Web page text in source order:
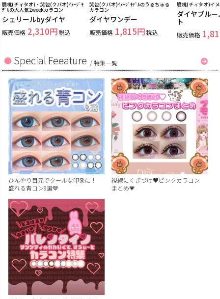
脆桃(チィタオ)・哭包(クバオ)ｲﾒｰｼﾞﾓ
ﾃﾞﾙの大人気2weekカラコン
シェリールbyダイヤ
販売価格 2,310 税込
哭包(クバオ)ｲﾒｰｼﾞﾓﾃﾞﾙのうるちゅる
カラコン
ダイヤワンデー
販売価格 1,815 税込
脆桃(チィタオ)イ
ダイヤブル
ト
販売価格
Special Feeature /特集一覧
ひんやり目元でクールな印象に！
盛れる青コン9選💙
視線にくぎづけ♥ピンクカラコン
まとめ💗